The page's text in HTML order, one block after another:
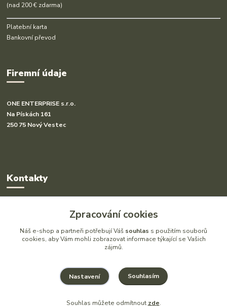
(nad 200 € zdarma)
Platební karta
Bankovní převod
Firemní údaje
ONE ENTERPRISE s.r.o.
Na Pískách 161
250 75 Nový Vestec
Kontakty
Radka Hakl
+420 777 613 020
(Po-Pá, 9-16 hod.)
Zpracování cookies
Náš e-shop a partneři potřebují Váš souhlas s použitím souborů
cookies, aby Vám mohli zobrazovat informace týkající se Vašich
zájmů.
Nastavení Souhlasím
Souhlas můžete odmítnout zde.